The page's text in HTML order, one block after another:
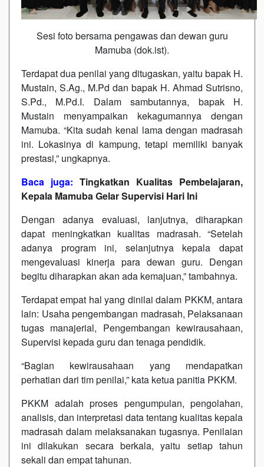
Sesi foto bersama pengawas dan dewan guru
Mamuba (dok.ist).
Terdapat dua penilai yang ditugaskan, yaitu bapak H.
Mustain, S.Ag., M.Pd dan bapak H. Ahmad Sutrisno,
S.Pd., M.Pd.I. Dalam sambutannya, bapak H.
Mustain menyampaikan kekagumannya dengan
Mamuba. “Kita sudah kenal lama dengan madrasah
ini. Lokasinya di kampung, tetapi memiliki banyak
prestasi,” ungkapnya.
Baca juga: Tingkatkan Kualitas Pembelajaran,
Kepala Mamuba Gelar Supervisi Hari Ini
Dengan adanya evaluasi, lanjutnya, diharapkan
dapat meningkatkan kualitas madrasah. “Setelah
adanya program ini, selanjutnya kepala dapat
mengevaluasi kinerja para dewan guru. Dengan
begitu diharapkan akan ada kemajuan,” tambahnya.
Terdapat empat hal yang dinilai dalam PKKM, antara
lain: Usaha pengembangan madrasah, Pelaksanaan
tugas manajerial, Pengembangan kewirausahaan,
Supervisi kepada guru dan tenaga pendidik.
“Bagian kewirausahaan yang mendapatkan
perhatian dari tim penilai,” kata ketua panitia PKKM.
PKKM adalah proses pengumpulan, pengolahan,
analisis, dan interpretasi data tentang kualitas kepala
madrasah dalam melaksanakan tugasnya. Penilaian
ini dilakukan secara berkala, yaitu setiap tahun
sekali dan empat tahunan.